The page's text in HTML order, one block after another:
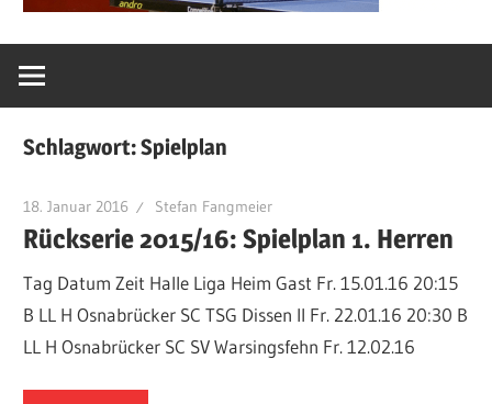
Schlagwort:Spielplan
18. Januar 2016 Stefan Fangmeier
Rückserie 2015/16: Spielplan 1. Herren
Tag Datum Zeit Halle Liga Heim Gast Fr. 15.01.16 20:15
B LL H Osnabrücker SC TSG Dissen II Fr. 22.01.16 20:30 B
LL H Osnabrücker SC SV Warsingsfehn Fr. 12.02.16